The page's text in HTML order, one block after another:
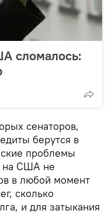
сломалось:
сенаторов,
берутся в
проблемы
на США не
в любой момент
сколько
и для затыкания